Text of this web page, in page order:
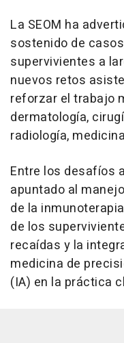
La SEOM ha
sostenido de
supervivientes a
nuevos retos
reforzar el trabajo
dermatología,
radiología,
Entre los desafíos
apuntado al
de la
de los
recaídas y la
medicina de
(IA) en la práctica